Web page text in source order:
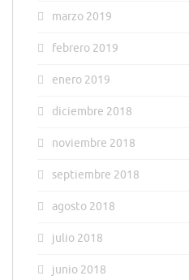
marzo 2019
febrero 2019
enero 2019
diciembre 2018
noviembre 2018
septiembre 2018
agosto 2018
julio 2018
junio 2018